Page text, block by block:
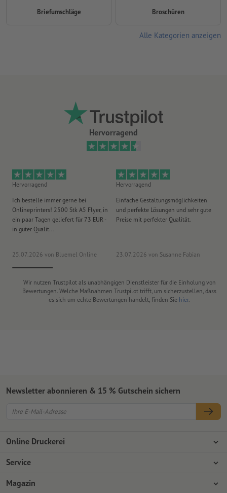
Hervorragend
Hervorragend
Ich bestelle immer gerne bei
Onlineprinters! 2500 Stk A5 Flyer, in
ein paar Tagen geliefert für 73 EUR -
in guter Qualit...
25.07.2026 von Bluemel Online
Hervorragend
Einfache Gestaltungsmöglichkeiten
und perfekte Lösungen und sehr gute
Preise mit perfekter Qualität.
23.07.2026 von Susanne Fabian
Wir nutzen Trustpilot als unabhängigen Dienstleister für die Einholung von
Bewertungen. Welche Maßnahmen Trustpilot trifft, um sicherzustellen, dass
es sich um echte Bewertungen handelt, finden Sie hier.
Briefumschläge Broschüren
Alle Kategorien anzeigen
Online Druckerei
Über Onlineprinters
Presse
Service
Zahlungsarten
Magazin
Newsletter abonnieren & 15 % Gutschein sichern